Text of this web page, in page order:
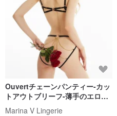
Ouvertチェーンパンティー-カッ
トアウトブリーフ-薄手のエロラ
ンジェリー-カットアウト下着
Marina V Lingerie